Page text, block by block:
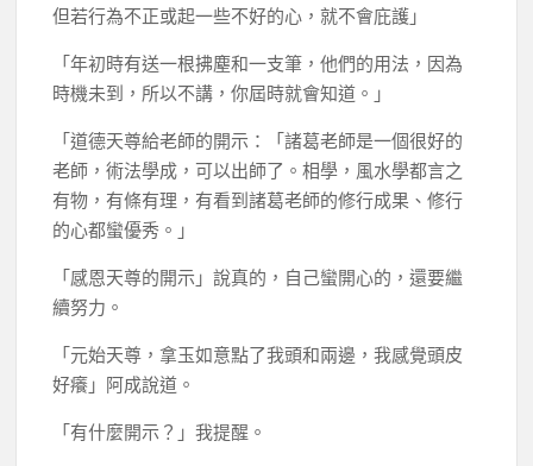
但若行為不正或起一些不好的心，就不會庇護」
「年初時有送一根拂塵和一支筆，他們的用法，因為
時機未到，所以不講，你屆時就會知道。」
「道德天尊給老師的開示：「諸葛老師是一個很好的
老師，術法學成，可以出師了。相學，風水學都言之
有物，有條有理，有看到諸葛老師的修行成果、修行
的心都蠻優秀。」
「感恩天尊的開示」說真的，自己蠻開心的，還要繼
續努力。
「元始天尊，拿玉如意點了我頭和兩邊，我感覺頭皮
好癢」阿成說道。
「有什麼開示？」我提醒。